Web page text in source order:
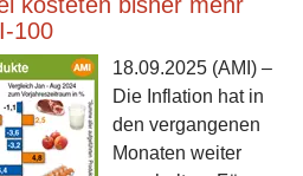
100
18.09.2025 (AMI) –
Die Inflation hat in
den vergangenen
Monaten weiter